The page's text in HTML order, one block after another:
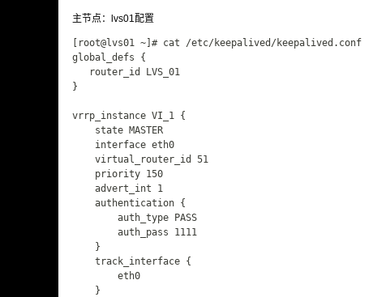
主节点：lvs01配置
[root@lvs01 ~]# cat /etc/keepalived/keepalived.conf
global_defs {
   router_id LVS_01
}
vrrp_instance VI_1 {
    state MASTER
    interface eth0
    virtual_router_id 51
    priority 150
    advert_int 1
    authentication {
        auth_type PASS
        auth_pass 1111
    }
    track_interface {
    }